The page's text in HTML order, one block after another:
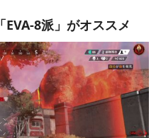
8派」がオススメ